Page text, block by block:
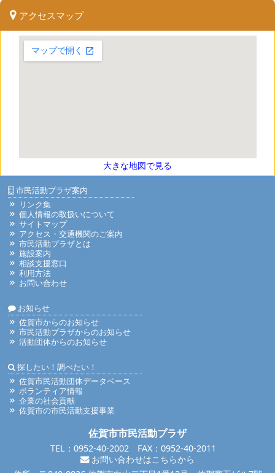
アクセスマップ
大きな地図で見る
市民活動プラザ案内
リンク集
個人情報の取扱いについて
サイトマップ
アクセス・交通機関のご案内
市民活動プラザとは
施設案内
相談支援窓口
利用方法
お問い合わせ
お知らせ
佐賀市からのお知らせ
市民活動プラザからのお知らせ
活動団体からのお知らせ
探したい！調べたい！
佐賀市民活動団体データベース
ボランティア情報
企業の社会貢献
佐賀市の市民活動支援事業
佐賀市市民活動プラザ
TEL：0952-40-2002 FAX：0952-40-2011
お問い合わせはこちらから